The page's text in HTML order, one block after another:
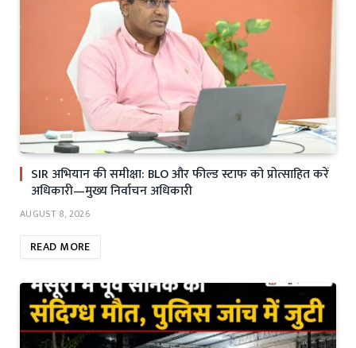
SIR अभियान की समीक्षा: BLO और फील्ड स्टाफ को प्रोत्साहित करें
अधिकारी—मुख्य निर्वाचन अधिकारी
AUGUST 8, 2026
READ MORE